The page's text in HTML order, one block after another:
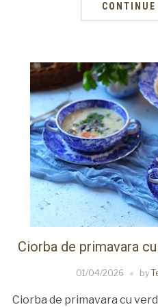
CONTINUE
Ciorba de primavara
01/04/2026 by
Ciorba de primavara cu